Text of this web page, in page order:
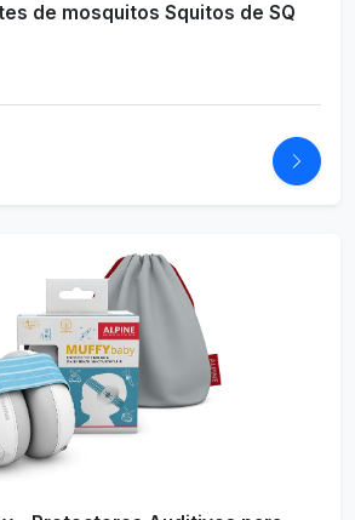
de mosquitos Squitos de SQ